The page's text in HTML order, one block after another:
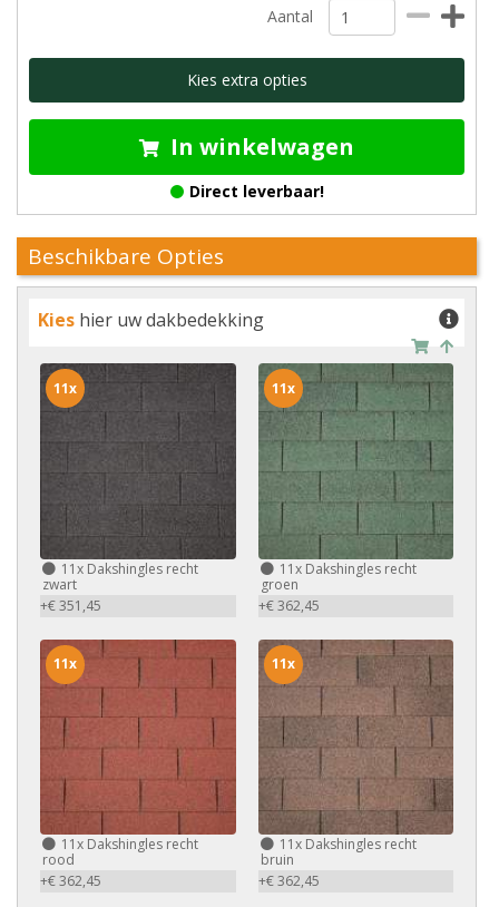
Aantal
Kies extra opties
In winkelwagen
Direct leverbaar!
Beschikbare Opties
Kies hier uw dakbedekking
11x Dakshingles recht
zwart
+€ 351,45
11x
11xDakshingles recht
groen
+€ 362,45
11x
11x Dakshingles recht
rood
+€ 362,45
11x
11xDakshingles recht
bruin
+€ 362,45
11x